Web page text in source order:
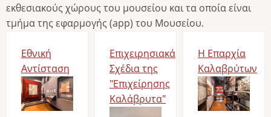
εκθεσιακούς χώρους του μουσείου και τα οποία είναι
τμήμα της εφαρμογής (app) του Μουσείου.
Εθνική
Αντίσταση
Image
Επιχειρησιακά
Σχέδια της
"Επιχείρησης
Καλάβρυτα"
Η Επαρχία
Καλαβρύτων
Image